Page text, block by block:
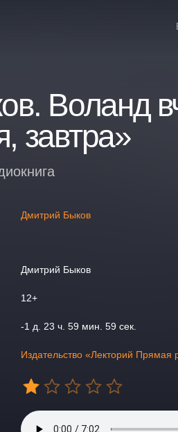
Воланд
завтра»
Дмитрий Быков
Дмитрий Быков
12+
-1 д. 23 ч. 59 мин. 59 сек.
Издательство «Лекторий Прямая